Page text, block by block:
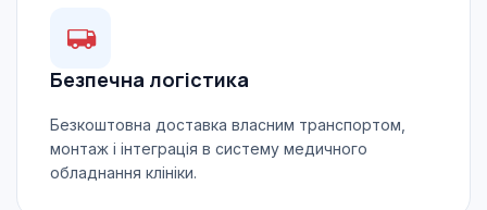
Безпечна логістика
Безкоштовна доставка власним транспортом,
монтаж і інтеграція в систему медичного
обладнання клініки.